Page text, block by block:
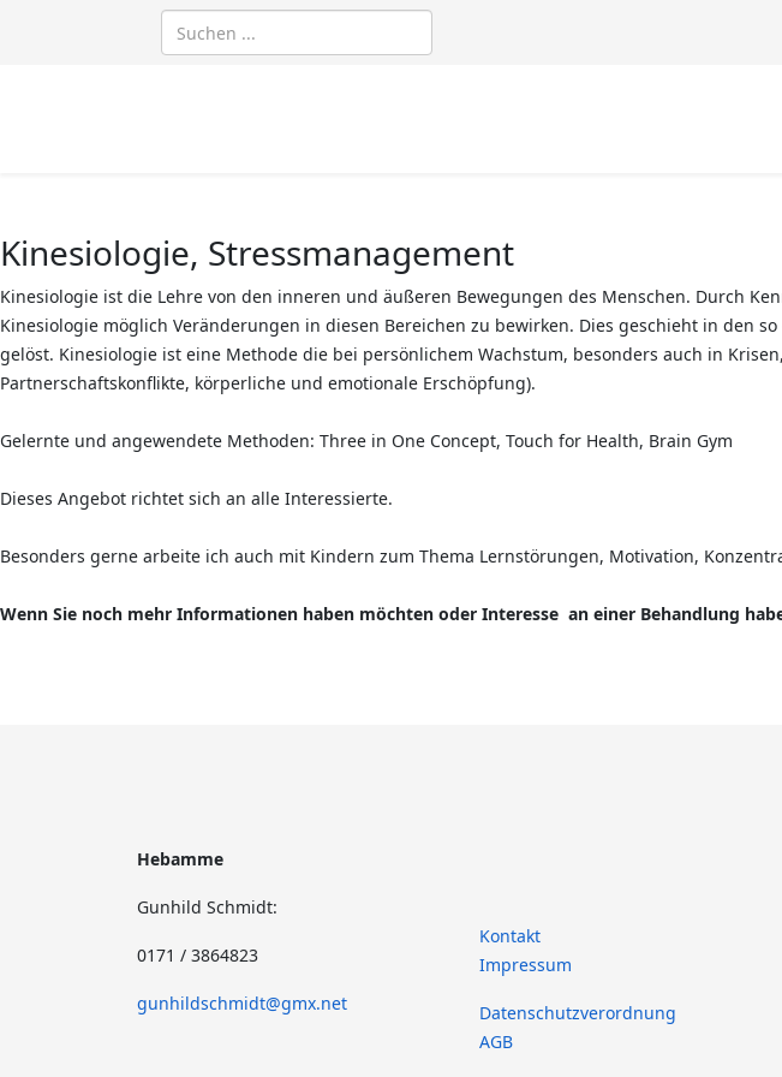
Kinesiologie, Stressmanagement
Kinesiologie ist die Lehre von den inneren und äußeren Bewegungen des Menschen. Durch
Kinesiologie möglich Veränderungen in diesen Bereichen zu bewirken. Dies geschieht in den
gelöst. Kinesiologie ist eine Methode die bei persönlichem Wachstum, besonders auch in
Partnerschaftskonflikte, körperliche und emotionale Erschöpfung).
Gelernte und angewendete Methoden: Three in One Concept, Touch for Health, Brain Gym
Dieses Angebot richtet sich an alle Interessierte.
Besonders gerne arbeite ich auch mit Kindern zum Thema Lernstörungen, Motivation,
Wenn Sie noch mehr Informationen haben möchten oder Interesse an einer Behandlung
Hebamme
Gunhild Schmidt:
0171 / 3864823
gunhildschmidt@gmx.net
Kontakt
Impressum
Datenschutzverordnung
AGB